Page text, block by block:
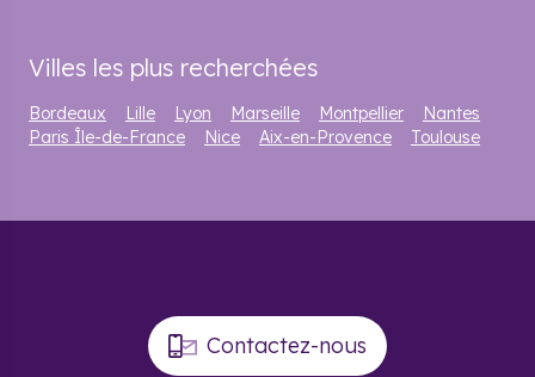
Villes les plus recherchées
Bordeaux Lille Lyon Marseille Montpellier
Nantes
Paris Île-de-France
Nice Aix-en-Provence Toulouse
Contactez-nous